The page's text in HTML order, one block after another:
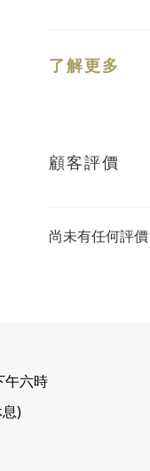
了解更多
顧客評價
尚未有任何評價
午六時
)